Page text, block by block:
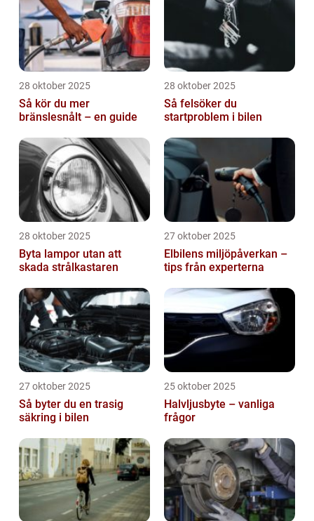
28 oktober 2025
Så kör du mer
bränslesnålt – en guide
28 oktober 2025
Så felsöker du
startproblem i bilen
28 oktober 2025
Byta lampor utan att
skada strålkastaren
27 oktober 2025
Elbilens miljöpåverkan –
tips från experterna
27 oktober 2025
Så byter du en trasig
säkring i bilen
25 oktober 2025
Halvljusbyte – vanliga
frågor